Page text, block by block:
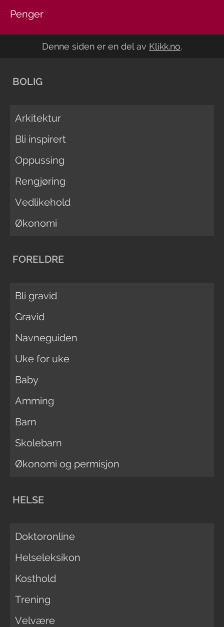
Penger
Denne siden er en del av Klikk.no.
BOLIG
Arkitektur
Bli inspirert
Oppussing
Rengjøring
Vedlikehold
Økonomi
FORELDRE
Bli gravid
Gravid
Navneguiden
Uke for uke
Baby
Amming
Barn
Skolebarn
Økonomi og permisjon
HELSE
Doktoronline
Helseleksikon
Kosthold
Trening
Velvære